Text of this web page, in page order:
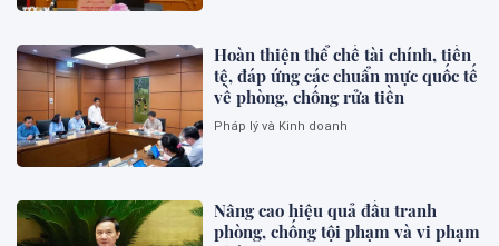
Hoàn thiện thể chế tài chính, tiền
tệ, đáp ứng các chuẩn mực quốc tế
về phòng, chống rửa tiền
Pháp lý và Kinh doanh
Nâng cao hiệu quả đấu tranh
phòng, chống tội phạm và vi phạm